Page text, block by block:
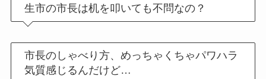
生市の市長は机を叩いても不問なの？
市長のしゃべり方、めっちゃくちゃパワハラ
気質感じるんだけど…